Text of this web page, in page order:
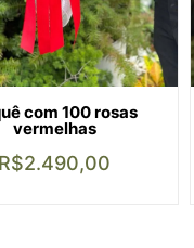
com 100 rosas
vermelhas
R$2.490,00